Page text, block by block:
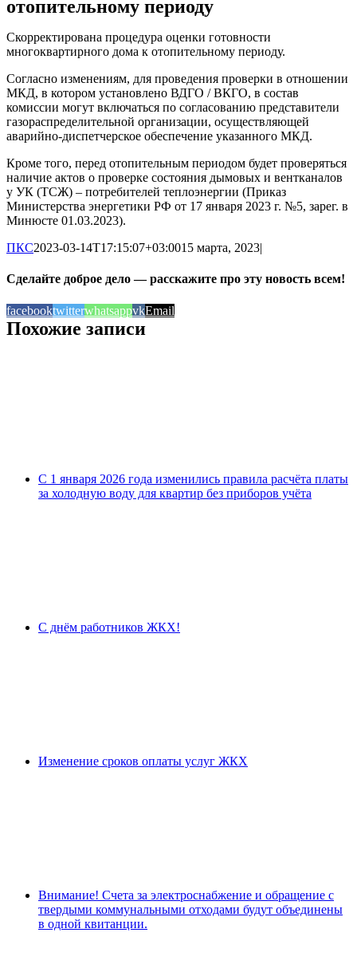
отопительному периоду
Скорректирована процедура оценки готовности
многоквартирного дома к отопительному периоду.
Согласно изменениям, для проведения проверки в отношении
МКД, в котором установлено ВДГО / ВКГО, в состав
комиссии могут включаться по согласованию представители
газораспределительной организации, осуществляющей
аварийно-диспетчерское обеспечение указанного МКД.
Кроме того, перед отопительным периодом будет проверяться
наличие актов о проверке состояния дымовых и вентканалов
у УК (ТСЖ) – потребителей теплоэнергии (Приказ
Министерства энергетики РФ от 17 января 2023 г. №5, зарег. в
Минюсте 01.03.2023).
ПКС2023-03-14T17:15:07+03:0015 марта, 2023|
Сделайте доброе дело — расскажите про эту новость всем!
facebooktwitterwhatsappvkEmail
Похожие записи
С 1 января 2026 года изменились правила расчёта платы
за холодную воду для квартир без приборов учёта
С днём работников ЖКХ!
Изменение сроков оплаты услуг ЖКХ
Внимание! Счета за электроснабжение и обращение с
твердыми коммунальными отходами будут объединены
в одной квитанции.